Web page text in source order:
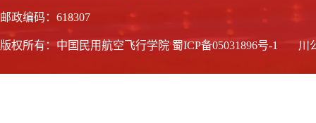
邮政编码：618307
版权所有：中国民用航空飞行学院 蜀ICP备05031896号-1 川